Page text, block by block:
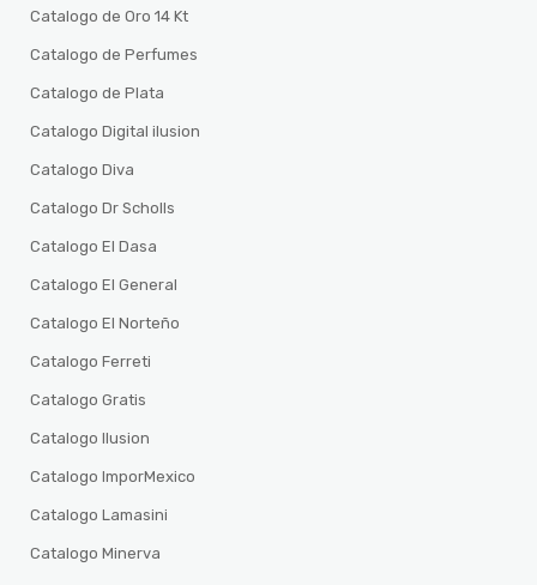
Catalogo de Oro 14 Kt
Catalogo de Perfumes
Catalogo de Plata
Catalogo Digital ilusion
Catalogo Diva
Catalogo Dr Scholls
Catalogo El Dasa
Catalogo El General
Catalogo El Norteño
Catalogo Ferreti
Catalogo Gratis
Catalogo Ilusion
Catalogo ImporMexico
Catalogo Lamasini
Catalogo Minerva